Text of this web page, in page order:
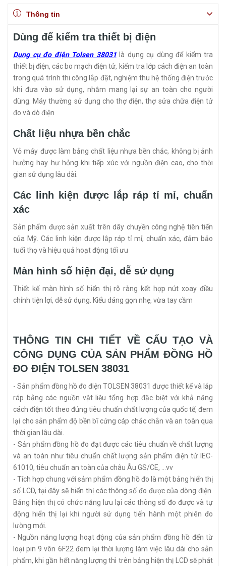
Thông tin
Dùng để kiểm tra thiết bị điện
Dụng cụ đo điện Tolsen 38031là dụng cụ dùng để kiểm tra
thiết bị điện, các bo mạch điện tử, kiểm tra lớp cách điện an toàn
trong quá trình thi công lắp đặt, nghiệm thu hệ thống điện trước
khi đưa vào sử dụng, nhằm mang lại sự an toàn cho người
dùng. Máy thường sử dụng cho thợ điện, thợ sửa chữa điện tử
đo và dò điện
Chất liệu nhựa bền chắc
Vỏ máy được làm bằng chất liệu nhựa bền chắc, không bị ảnh
hưởng hay hư hỏng khi tiếp xúc với nguồn điện cao, cho thời
gian sử dụng lâu dài.
Các linh kiện được lắp ráp tỉ mỉ, chuẩn
xác
Sản phẩm được sản xuất trên dây chuyền công nghệ tiên tiến
của Mỹ. Các linh kiện được lắp ráp tỉ mỉ, chuẩn xác, đảm bảo
tuổi thọ và hiệu quả hoạt động tối ưu
Màn hình số hiện đại, dễ sử dụng
Thiết kế màn hình số hiển thị rõ ràng kết hợp nút xoay điều
chỉnh tiện lợi, dễ sử dụng. Kiểu dáng gọn nhẹ, vừa tay cầm
THÔNG TIN CHI TIẾT VỀ CẤU TẠO VÀ
CÔNG DỤNG CỦA SẢN PHẨM ĐỒNG HỒ
ĐO ĐIỆN TOLSEN 38031
- Sản phẩm đồng hồ đo điện TOLSEN 38031 được thiết kế và lắp
ráp bằng các nguồn vật liệu tổng hợp đặc biệt với khả năng
cách điện tốt theo đúng tiêu chuẩn chất lượng của quốc tế, đem
lại cho sản phẩm độ bền bĩ cứng cáp chắc chắn và an toàn qua
thời gian lâu dài.
- Sản phẩm đồng hồ đo đạt được các tiêu chuẩn về chất lượng
và an toàn như tiêu chuẩn chất lượng sản phẩm điện tử IEC-
61010, tiêu chuẩn an toàn của châu Âu GS/CE, ...vv
- Tích hợp chung với sảm phẩm đồng hồ đo là một bảng hiển thị
số LCD, tại đây sẽ hiển thị các thông số đo được của dòng điện.
Bảng hiện thị có chức năng lưu lại các thông số đo được và tự
động hiển thị lại khi người sử dụng tiến hành một phiên đo
lường mới.
- Nguồn năng lượng hoạt động của sản phẩm đồng hồ đến từ
loại pin 9 vôn 6F22 đem lại thời lượng làm việc lâu dài cho sản
phẩm, khi gần hết năng lượng thì trên bảng hiện thị LCD sẽ phát